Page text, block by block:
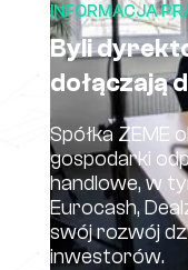
INFORMACJA
Byli
dołączają
Spółka ZEME
gospodarki
handlowe, w
Eurocash,
swój rozwój
inwestorów.